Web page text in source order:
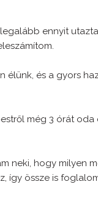
ennyit
élünk, és a gyors
még 3 órát oda
neki, hogy milyen
így össze is